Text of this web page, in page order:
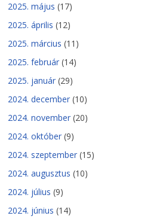
2025. május (17)
2025. április (12)
2025. március (11)
2025. február (14)
2025. január (29)
2024. december (10)
2024. november (20)
2024. október (9)
2024. szeptember (15)
2024. augusztus (10)
2024. július (9)
2024. június (14)